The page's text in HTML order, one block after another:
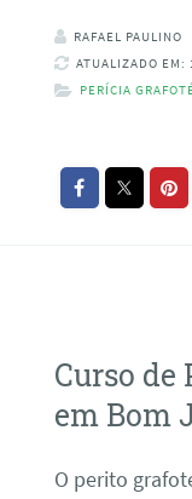
RAFAEL PAULINO
ATUALIZADO EM:
PERÍCIA
Curso de
em Bom
O perito